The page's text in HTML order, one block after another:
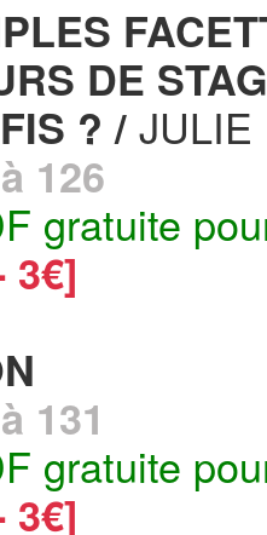
DE
? / JULIE
126
gratuite
3€]
131
gratuite
3€]